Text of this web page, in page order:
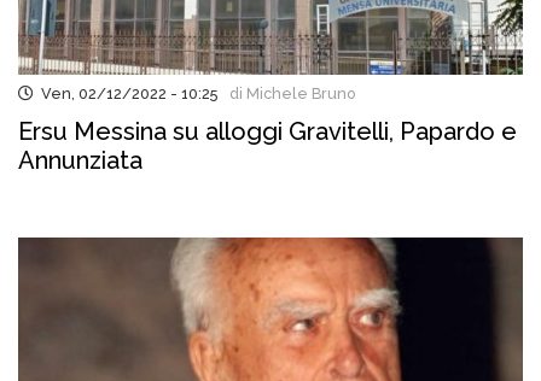
Ven, 02/12/2022 - 10:25 di Michele Bruno
Ersu Messina su alloggi Gravitelli, Papardo e
Annunziata